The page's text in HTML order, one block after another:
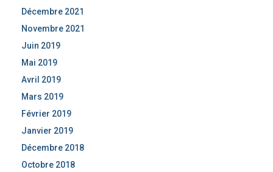
Décembre 2021
Novembre 2021
Juin 2019
Mai 2019
Avril 2019
Mars 2019
Février 2019
Janvier 2019
Décembre 2018
Octobre 2018